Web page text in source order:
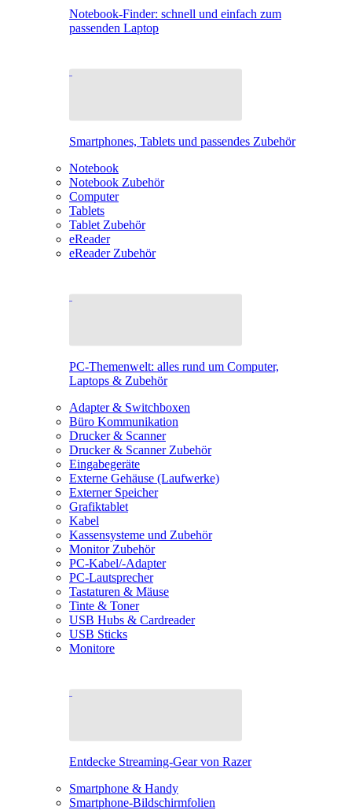
Notebook-Finder: schnell und einfach zum
passenden Laptop
Smartphones, Tablets und passendes Zubehör
Notebook
Notebook Zubehör
Computer
Tablets
Tablet Zubehör
eReader
eReader Zubehör
PC-Themenwelt: alles rund um Computer,
Laptops & Zubehör
Adapter & Switchboxen
Büro Kommunikation
Drucker & Scanner
Drucker & Scanner Zubehör
Eingabegeräte
Externe Gehäuse (Laufwerke)
Externer Speicher
Grafiktablet
Kabel
Kassensysteme und Zubehör
Monitor Zubehör
PC-Kabel/-Adapter
PC-Lautsprecher
Tastaturen & Mäuse
Tinte & Toner
USB Hubs & Cardreader
USB Sticks
Monitore
Entdecke Streaming-Gear von Razer
Smartphone & Handy
Smartphone-Bildschirmfolien